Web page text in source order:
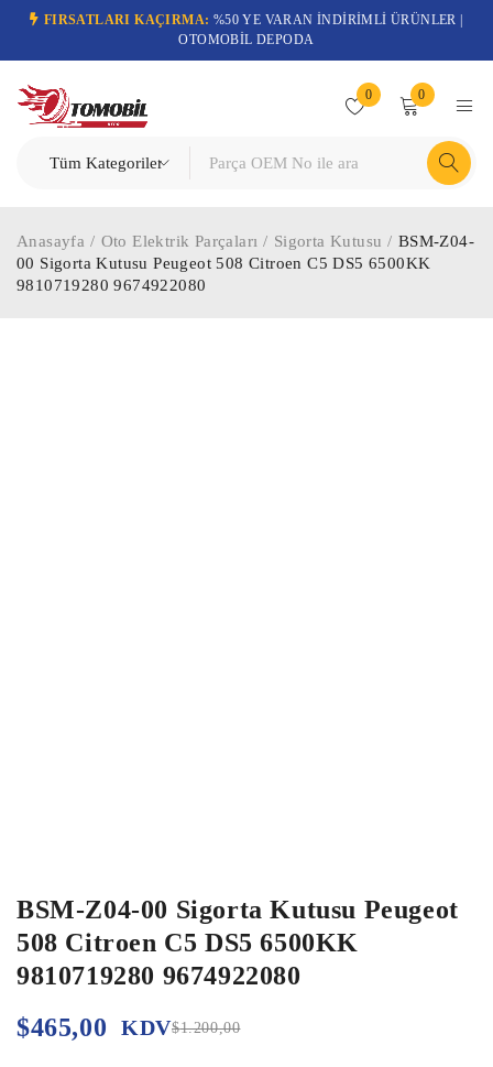
FIRSATLARI KAÇIRMA: %50 YE VARAN İNDİRİMLİ ÜRÜNLER |
OTOMOBİL DEPODA
0 0
Anasayfa / Oto Elektrik Parçaları / Sigorta Kutusu / BSM-Z04-
00 Sigorta Kutusu Peugeot 508 Citroen C5 DS5 6500KK
9810719280 9674922080
BSM-Z04-00 Sigorta Kutusu Peugeot
508 Citroen C5 DS5 6500KK
9810719280 9674922080
$1.200,00
$465,00 KDV